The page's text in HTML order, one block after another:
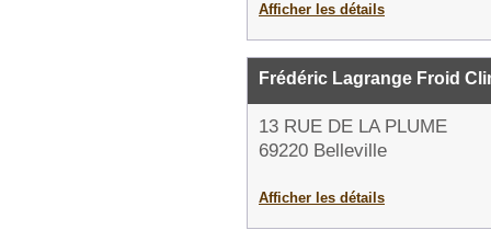
Afficher les détails
Frédéric Lagrange Froid
13 RUE DE LA PLUME
69220 Belleville
Afficher les détails